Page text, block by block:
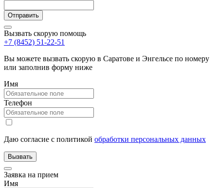
Вызвать скорую помощь
+7 (8452) 51-22-51
Вы можете вызвать скорую в Саратове и Энгельсе по номеру
или заполнив форму ниже
Имя
Телефон
Даю согласие с политикой обработки персональных данных
Заявка на прием
Имя